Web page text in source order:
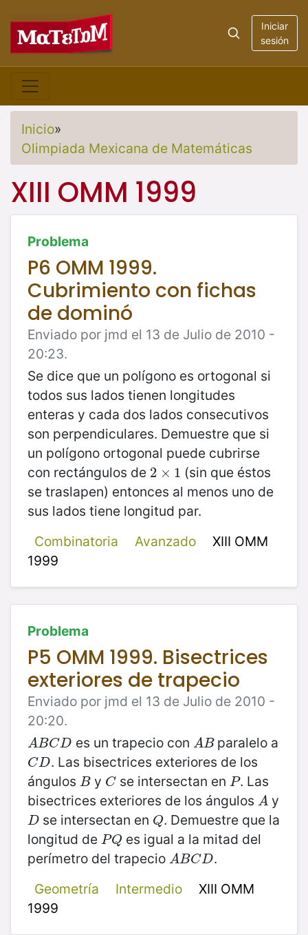
Iniciar
sesión
Inicio»
Olimpiada Mexicana de Matemáticas
XIII OMM 1999
Problema
P6 OMM 1999.
Cubrimiento con fichas
de dominó
Enviado por jmd el 13 de Julio de 2010 -
20:23.
Se dice que un polígono es ortogonal si
todos sus lados tienen longitudes
enteras y cada dos lados consecutivos
son perpendiculares. Demuestre que si
un polígono ortogonal puede cubrirse
con rectángulos de 2 × 1
2 ×1
(sin que éstos
se traslapen) entonces al menos uno de
sus lados tiene longitud par.
Combinatoria
Avanzado
XIII OMM
1999
Problema
P5 OMM 1999. Bisectrices
exteriores de trapecio
Enviado por jmd el 13 de Julio de 2010 -
20:20.
A BCD
ABCD es un trapecio con A B
AB paralelo a
CD
CD . Las bisectrices exteriores de los
ángulos B
By C
Cse intersectan en P
P. Las
bisectrices exteriores de los ángulos A
A y
D
Dse intersectan en Q
Q. Demuestre que la
longitud de PQ
PQ es igual a la mitad del
perímetro del trapecio A BCD
ABCD .
Geometría
Intermedio
XIII OMM
1999